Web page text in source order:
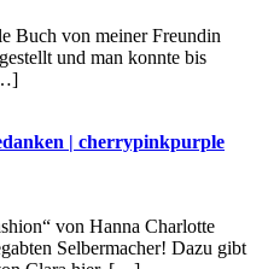
Buch von meiner Freundin
und man konnte bis
| cherrypinkpurple
von Hanna Charlotte
Selbermacher! Dazu gibt